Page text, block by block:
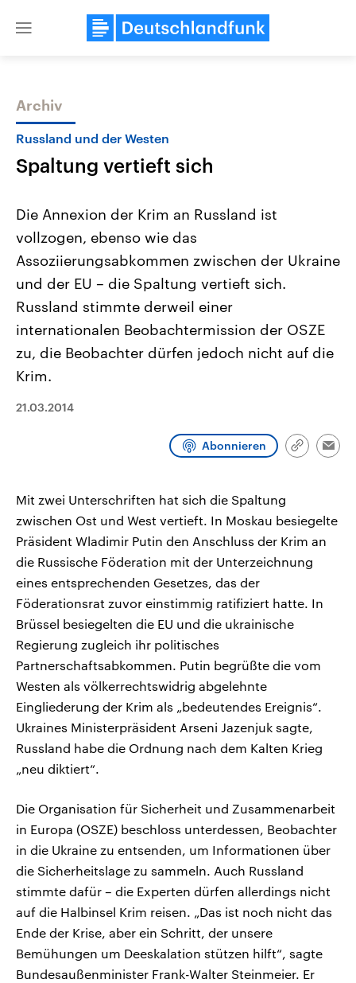
Close
Themen
Aktuelle Beiträge, Analysen und
Hintergründe
Wirtschaftlich und militärisch
gehören die Vereinigten Staaten zu
mit großem Einfluss auf das
Nahostkonflikt
Aktuelle Lage und
Der Überfall der
Terrororganisation Hamas
Oktober 2023 auf Israel
Israel möchte die Hamas
Sendungen
Archiv
Russland und der Westen
Spaltung vertieft sich
Die Annexion der Krim an Russland ist
vollzogen, ebenso wie das
Assoziierungsabkommen zwischen der Ukraine
und der EU – die Spaltung vertieft sich.
Russland stimmte derweil einer
internationalen Beobachtermission der OSZE
zu, die Beobachter dürfen jedoch nicht auf die
Krim.
21.03.2014
Abonnieren
Link
Mit zwei Unterschriften hat sich die Spaltung
zwischen Ost und West vertieft. In Moskau besiegelte
Präsident Wladimir Putin den Anschluss der Krim an
die Russische Föderation mit der Unterzeichnung
eines entsprechenden Gesetzes, das der
Föderationsrat zuvor einstimmig ratifiziert hatte. In
Brüssel besiegelten die EU und die ukrainische
Regierung zugleich ihr politisches
Partnerschaftsabkommen. Putin begrüßte die vom
Westen als völkerrechtswidrig abgelehnte
Eingliederung der Krim als „bedeutendes Ereignis“.
Ukraines Ministerpräsident Arseni Jazenjuk sagte,
Russland habe die Ordnung nach dem Kalten Krieg
„neu diktiert“.
Die Organisation für Sicherheit und Zusammenarbeit
in Europa (OSZE) beschloss unterdessen, Beobachter
in die Ukraine zu entsenden, um Informationen über
die Sicherheitslage zu sammeln. Auch Russland
stimmte dafür – die Experten dürfen allerdings nicht
auf die Halbinsel Krim reisen. „Das ist noch nicht das
Ende der Krise, aber ein Schritt, der unsere
Bemühungen um Deeskalation stützen hilft“, sagte
Bundesaußenminister Frank-Walter Steinmeier. Er